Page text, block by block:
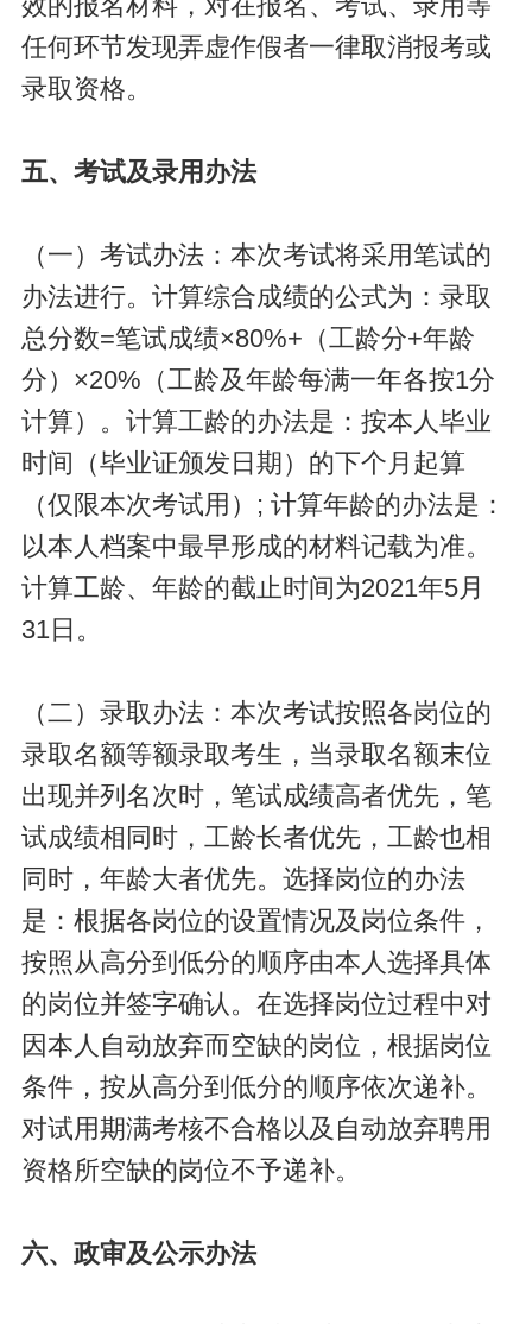
任何环节发现弄虚作假者一律取消报考或
录取资格。
五、考试及录用办法
（一）考试办法：本次考试将采用笔试的
办法进行。计算综合成绩的公式为：录取
总分数=笔试成绩×80%+（工龄分+年龄
分）×20%（工龄及年龄每满一年各按1分
计算）。计算工龄的办法是：按本人毕业
时间（毕业证颁发日期）的下个月起算
（仅限本次考试用）; 计算年龄的办法是：
以本人档案中最早形成的材料记载为准。
计算工龄、年龄的截止时间为2021年5月
31日。
（二）录取办法：本次考试按照各岗位的
录取名额等额录取考生，当录取名额末位
出现并列名次时，笔试成绩高者优先，笔
试成绩相同时，工龄长者优先，工龄也相
同时，年龄大者优先。选择岗位的办法
是：根据各岗位的设置情况及岗位条件，
按照从高分到低分的顺序由本人选择具体
的岗位并签字确认。在选择岗位过程中对
因本人自动放弃而空缺的岗位，根据岗位
条件，按从高分到低分的顺序依次递补。
对试用期满考核不合格以及自动放弃聘用
资格所空缺的岗位不予递补。
六、政审及公示办法